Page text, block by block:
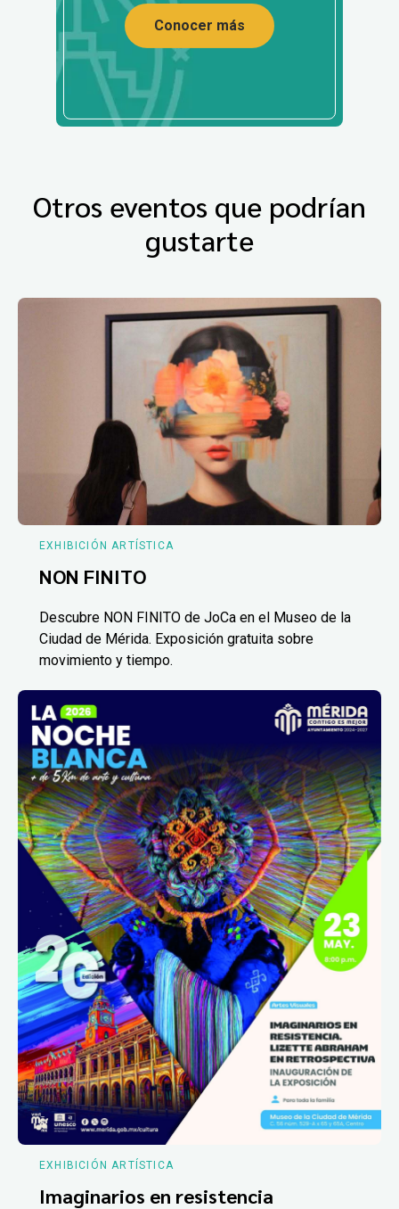
Conocer más
Otros eventos que podrían
gustarte
EXHIBICIÓN ARTÍSTICA
NON FINITO
Descubre NON FINITO de JoCa en el Museo de la
Ciudad de Mérida. Exposición gratuita sobre
movimiento y tiempo.
EXHIBICIÓN ARTÍSTICA
Imaginarios en resistencia